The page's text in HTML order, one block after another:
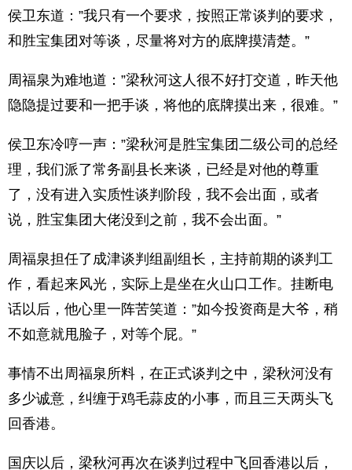
侯卫东道：”我只有一个要求，按照正常谈判的要求，
和胜宝集团对等谈，尽量将对方的底牌摸清楚。”
周福泉为难地道：”梁秋河这人很不好打交道，昨天他
隐隐提过要和一把手谈，将他的底牌摸出来，很难。”
侯卫东冷哼一声：”梁秋河是胜宝集团二级公司的总经
理，我们派了常务副县长来谈，已经是对他的尊重
了，没有进入实质性谈判阶段，我不会出面，或者
说，胜宝集团大佬没到之前，我不会出面。”
周福泉担任了成津谈判组副组长，主持前期的谈判工
作，看起来风光，实际上是坐在火山口工作。挂断电
话以后，他心里一阵苦笑道：”如今投资商是大爷，稍
不如意就甩脸子，对等个屁。”
事情不出周福泉所料，在正式谈判之中，梁秋河没有
多少诚意，纠缠于鸡毛蒜皮的小事，而且三天两头飞
回香港。
国庆以后，梁秋河再次在谈判过程中飞回香港以后，